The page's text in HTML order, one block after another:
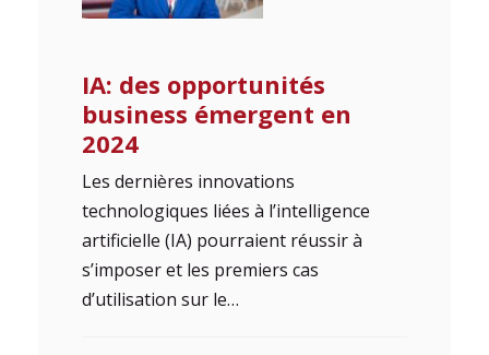
IA: des opportunités
business émergent en
2024
Les dernières innovations
technologiques liées à l’intelligence
artificielle (IA) pourraient réussir à
s’imposer et les premiers cas
d’utilisation sur le…